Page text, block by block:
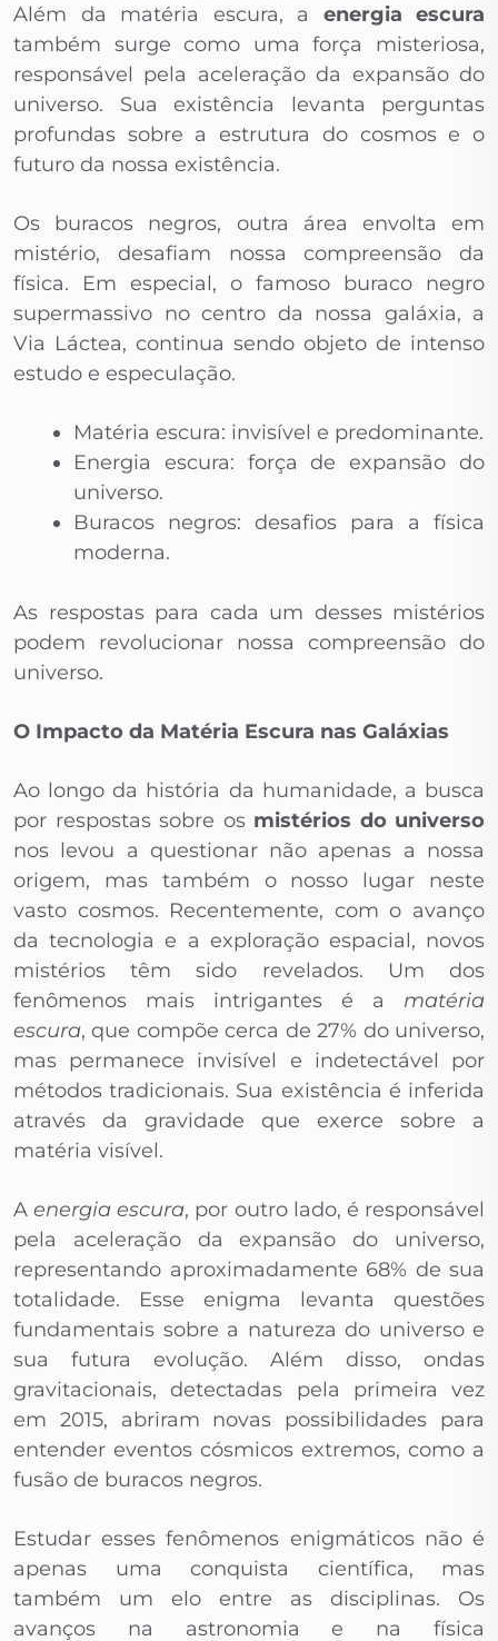
Além da matéria escura, a energia escura
também surge como uma força misteriosa,
responsável pela aceleração da expansão do
universo. Sua existência levanta perguntas
profundas sobre a estrutura do cosmos e o
futuro da nossa existência.
Os buracos negros, outra área envolta em
mistério, desafiam nossa compreensão da
física. Em especial, o famoso buraco negro
supermassivo no centro da nossa galáxia, a
Via Láctea, continua sendo objeto de intenso
estudo e especulação.
Matéria escura: invisível e predominante.
Energia escura: força de expansão do
universo.
Buracos negros: desafios para a física
moderna.
As respostas para cada um desses mistérios
podem revolucionar nossa compreensão do
universo.
O Impacto da Matéria Escura nas Galáxias
Ao longo da história da humanidade, a busca
por respostas sobre os mistérios do universo
nos levou a questionar não apenas a nossa
origem, mas também o nosso lugar neste
vasto cosmos. Recentemente, com o avanço
da tecnologia e a exploração espacial, novos
mistérios têm sido revelados. Um dos
fenômenos mais intrigantes é a matéria
escura, que compõe cerca de 27% do universo,
mas permanece invisível e indetectável por
métodos tradicionais. Sua existência é inferida
através da gravidade que exerce sobre a
matéria visível.
Aenergia escura, por outro lado, é responsável
pela aceleração da expansão do universo,
representando aproximadamente 68% de sua
totalidade. Esse enigma levanta questões
fundamentais sobre a natureza do universo e
sua futura evolução. Além disso, ondas
gravitacionais, detectadas pela primeira vez
em 2015, abriram novas possibilidades para
entender eventos cósmicos extremos, como a
fusão de buracos negros.
Estudar esses fenômenos enigmáticos não é
apenas uma conquista científica, mas
também um elo entre as disciplinas. Os
avanços na astronomia e na física